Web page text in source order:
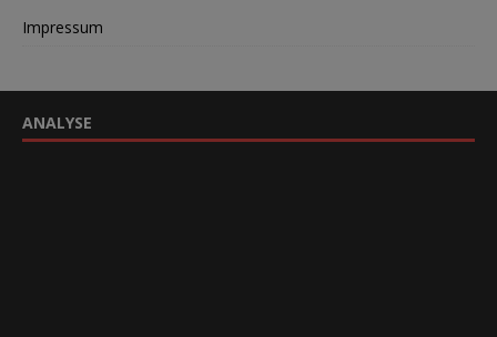
Impressum
ANALYSE